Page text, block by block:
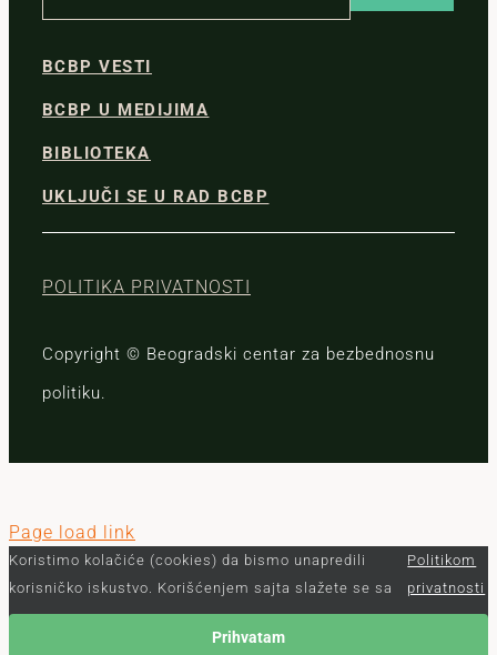
BCBP VESTI
BCBP U MEDIJIMA
BIBLIOTEKA
UKLJUČI SE U RAD BCBP
POLITIKA PRIVATNOSTI
Copyright © Beogradski centar za bezbednosnu
politiku.
Page load link
Koristimo kolačiće (cookies) da bismo unapredili
korisničko iskustvo. Korišćenjem sajta slažete se sa
Politikom
privatnosti
Prihvatam